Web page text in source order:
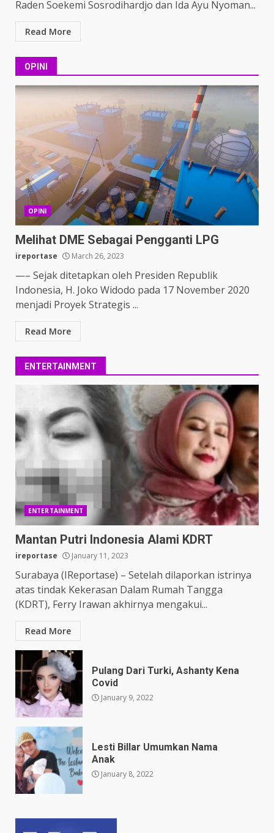
Raden Soekemi Sosrodihardjo dan Ida Ayu Nyoman...
Read More
OPINI
OPINI
Melihat DME Sebagai Pengganti LPG
ireportase March 26, 2023
—– Sejak ditetapkan oleh Presiden Republik
Indonesia, H. Joko Widodo pada 17 November 2020
menjadi Proyek Strategis ...
Read More
ENTERTAINMENT
ENTERTAINMENT
Mantan Putri Indonesia Alami KDRT
ireportase January 11, 2023
Surabaya (IReportase) – Setelah dilaporkan istrinya
atas tindak Kekerasan Dalam Rumah Tangga
(KDRT), Ferry Irawan akhirnya mengakui...
Read More
Pulang Dari Turki, Ashanty Kena
Covid
January 9, 2022
Lesti Billar Umumkan Nama
Anak
January 8, 2022